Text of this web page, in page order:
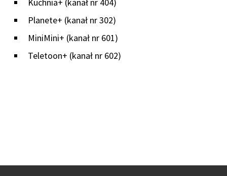
Planete+ (kanał nr 302)
MiniMini+ (kanał nr 601)
Teletoon+ (kanał nr 602)